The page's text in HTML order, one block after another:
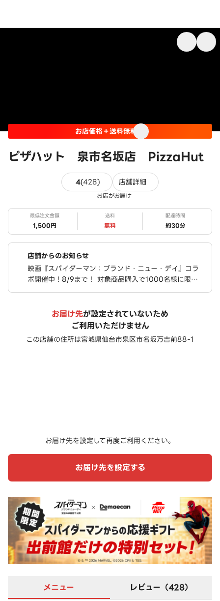
ピザハット 泉市名坂店 PizzaHut
お店価格＋送料無料
4(428) 428件のレビュー
店舗詳細
お店がお届け
最低注文金額
1,500円
送料
無料
配達時間
約30分
店舗からのお知らせ
映画『スパイダーマン：ブランド・ニュー・デイ』コラ
ボ開催中！8/9まで！ 対象商品購入で1000名様に限定
ステッカーが当たる！ さらに、豪華限定グッズが合計76
お届け先が設定されていないため
ご利用いただけません
この店舗の住所は宮城県仙台市泉区市名坂万吉前88-1
お届け先を設定して再度ご利用ください。
お届け先を設定する
メニュー レビュー（428）